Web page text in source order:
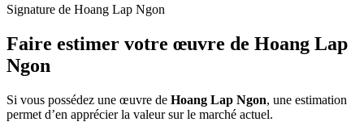
Signature de Hoang Lap Ngon
Faire estimer votre œuvre de Hoang Lap
Ngon
Si vous possédez une œuvre de Hoang Lap Ngon, une estimation
permet d’en apprécier la valeur sur le marché actuel.